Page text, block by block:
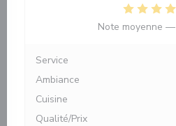
Note moyenne —
Service
Ambiance
Cuisine
Qualité/Prix